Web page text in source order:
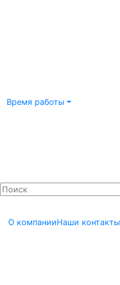
Время работы
О компанииНаши контакты